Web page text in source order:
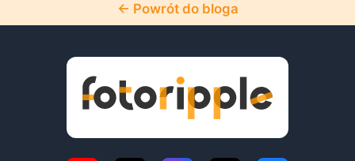
← Powrót do bloga